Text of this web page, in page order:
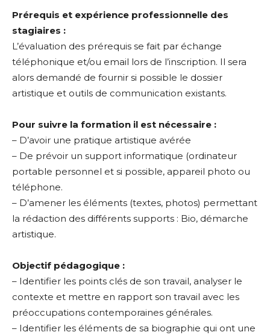
Prérequis et expérience professionnelle des
stagiaires :
L’évaluation des prérequis se fait par échange
téléphonique et/ou email lors de l’inscription. Il sera
alors demandé de fournir si possible le dossier
artistique et outils de communication existants.
Pour suivre la formation il est nécessaire :
– D’avoir une pratique artistique avérée
– De prévoir un support informatique (ordinateur
portable personnel et si possible, appareil photo ou
téléphone.
– D’amener les éléments (textes, photos) permettant
la rédaction des différents supports : Bio, démarche
artistique.
Objectif pédagogique :
– Identifier les points clés de son travail, analyser le
contexte et mettre en rapport son travail avec les
préoccupations contemporaines générales.
– Identifier les éléments de sa biographie qui ont une